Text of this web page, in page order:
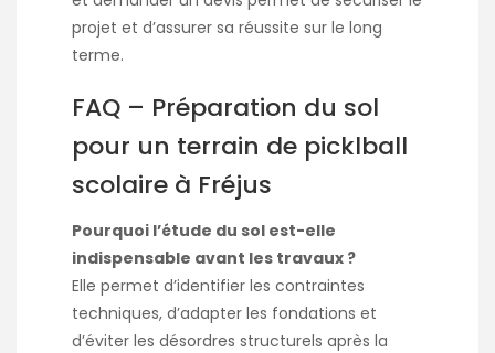
projet et d’assurer sa réussite sur le long
terme.
FAQ – Préparation du sol
pour un terrain de picklball
scolaire à Fréjus
Pourquoi l’étude du sol est-elle
indispensable avant les travaux ?
Elle permet d’identifier les contraintes
techniques, d’adapter les fondations et
d’éviter les désordres structurels après la